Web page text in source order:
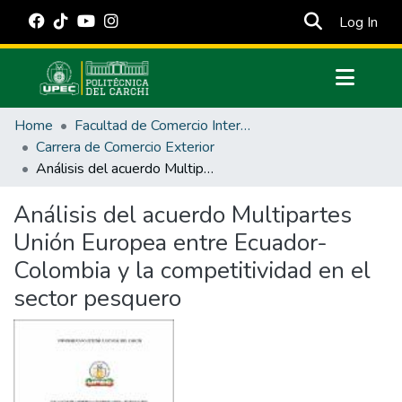
Log In
Communities & Collections
All of DSpace
Statistics
Estadísticas Externas
Manuales
Home
Facultad de Comercio Internacional, Integración, Administración y Economía Empresarial
Carrera de Comercio Exterior
Análisis del acuerdo Multipartes Unión Europea entre Ecuador-Colombia y la competitividad en el sector pesquero
Análisis del acuerdo Multipartes
Unión Europea entre Ecuador-
Colombia y la competitividad en el
sector pesquero